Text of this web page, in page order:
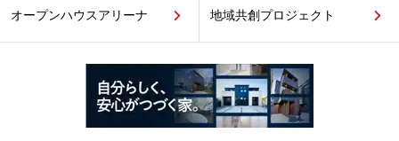
オープンハウスアリーナ 地域共創プロジェクト